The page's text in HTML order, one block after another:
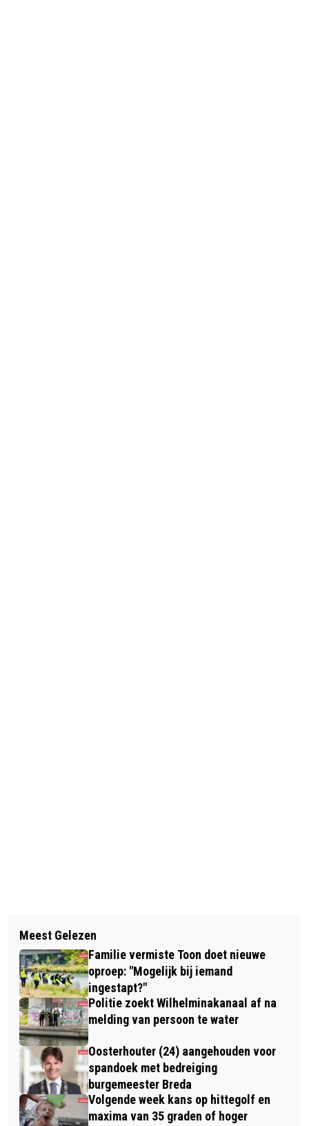
VINZZENT TREEDT OP TIJDENS
KIWANIS HARINGPARTY
CHRISTIANS VROLIJKE VERSJE:
"STRANDWACHT"
Meest Gelezen
Familie vermiste Toon doet nieuwe
oproep: "Mogelijk bij iemand
ingestapt?"
Politie zoekt Wilhelminakanaal af na
melding van persoon te water
Oosterhouter (24) aangehouden voor
spandoek met bedreiging
burgemeester Breda
Volgende week kans op hittegolf en
maxima van 35 graden of hoger